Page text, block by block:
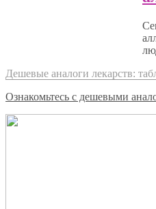
Дешевые аналоги лекарств:
Ознакомьтесь с дешевыми